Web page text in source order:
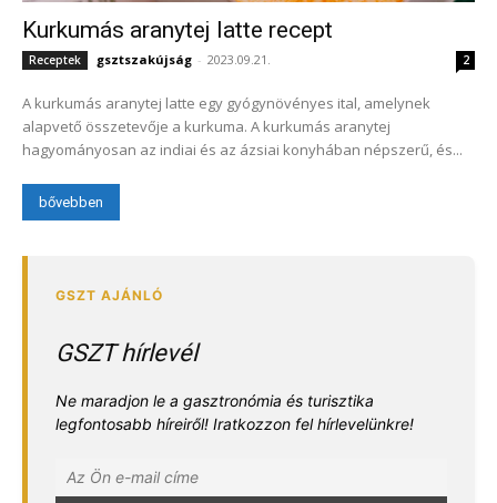
Kurkumás aranytej latte recept
Receptek gsztszakújság - 2023.09.21. 2
A kurkumás aranytej latte egy gyógynövényes ital, amelynek
alapvető összetevője a kurkuma. A kurkumás aranytej
hagyományosan az indiai és az ázsiai konyhában népszerű, és...
bővebben
GSZT hírlevél
Ne maradjon le a gasztronómia és turisztika
legfontosabb híreiről! Iratkozzon fel hírlevelünkre!